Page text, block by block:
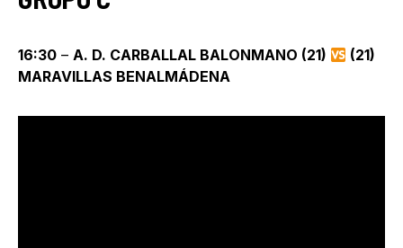
16:30 – A. D. CARBALLAL BALONMANO (21)
(21)
MARAVILLAS BENALMÁDENA